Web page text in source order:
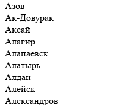
Азов
Ак-Довурак
Аксай
Алагир
Алапаевск
Алатырь
Алдан
Алейск
Александров